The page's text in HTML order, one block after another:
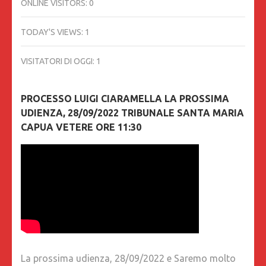
ONLINE VISITORS: 0
TODAY'S VIEWS: 1
VISITATORI DI OGGI: 1
PROCESSO LUIGI CIARAMELLA LA PROSSIMA
UDIENZA, 28/09/2022 TRIBUNALE SANTA MARIA
CAPUA VETERE ORE 11:30
La prossima udienza, 28/09/2022 e Saremo molto